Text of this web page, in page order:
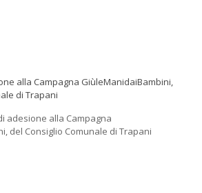
alla Campagna GiùleManidaiBambini,
di Trapani
adesione alla Campagna
del Consiglio Comunale di Trapani